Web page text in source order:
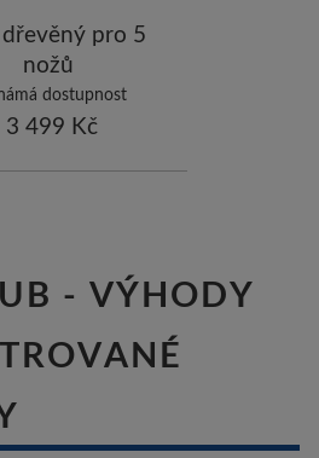
pro 5
nožů
dostupnost
3 499 Kč
- VÝHODY